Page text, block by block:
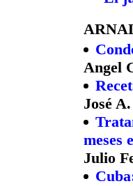
Angel
José
meses
Julio